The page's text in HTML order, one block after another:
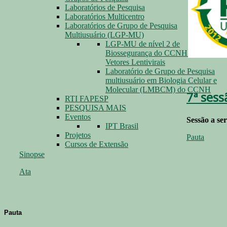
Laboratórios de Pesquisa
Laboratórios Multicentro
Laboratórios de Grupo de Pesquisa
Multiusuário (LGP-MU)
LGP-MU de nível 2 de
Biossegurança do CCNH para
Vetores Lentivirais
Laboratório de Grupo de Pesquisa
multiusuário em Biologia Celular e
Molecular (LMBCM) do CCNH
RTI FAPESP
PESQUISA MAIS
Eventos
IPT Brasil
Projetos
Cursos de Extensão
7ª
Sessão a
Pauta
Sinopse
Ata
Pauta